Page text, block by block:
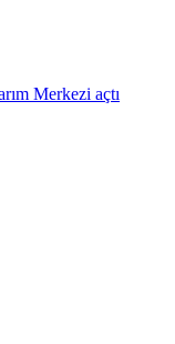
Merkezi açtı